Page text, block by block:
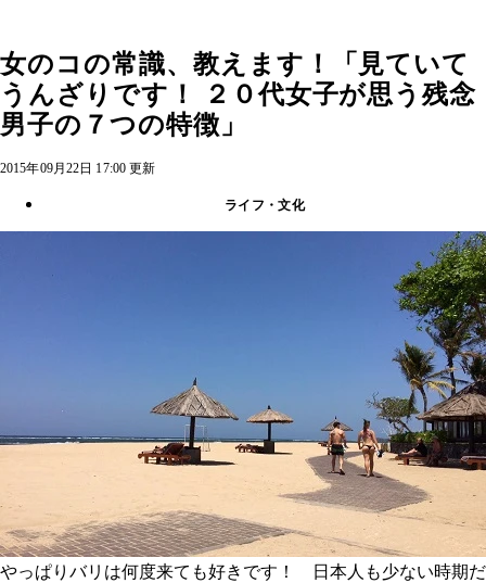
女のコの常識、教えます！「見ていて
うんざりです！ ２０代女子が思う残念
男子の７つの特徴」
2015年09月22日 17:00 更新
ライフ・文化
やっぱりバリは何度来ても好きです！ 日本人も少ない時期だ